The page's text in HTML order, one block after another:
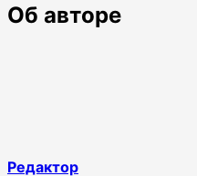
Об авторе
Редактор